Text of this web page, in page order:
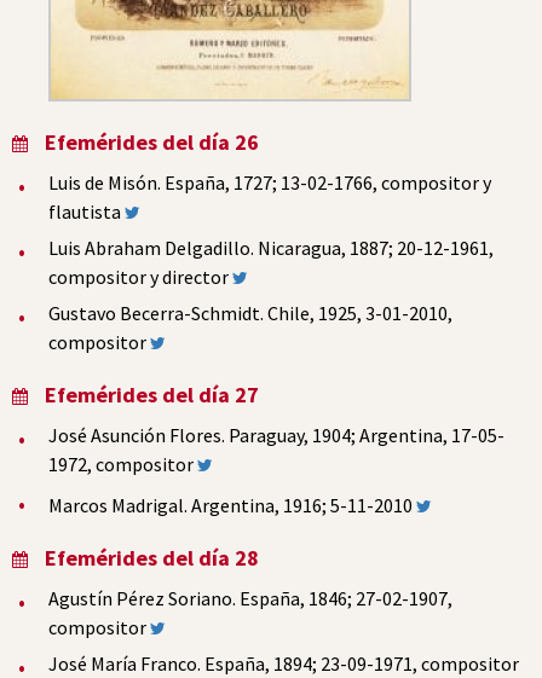
Efemérides del día 26
Luis de Misón. España, 1727; 13-02-1766, compositor y
flautista
Luis Abraham Delgadillo. Nicaragua, 1887; 20-12-1961,
compositor y director
Gustavo Becerra-Schmidt. Chile, 1925, 3-01-2010,
compositor
Efemérides del día 27
José Asunción Flores. Paraguay, 1904; Argentina, 17-05-
1972, compositor
Marcos Madrigal. Argentina, 1916; 5-11-2010
Efemérides del día 28
Agustín Pérez Soriano. España, 1846; 27-02-1907,
compositor
José María Franco. España, 1894; 23-09-1971, compositor